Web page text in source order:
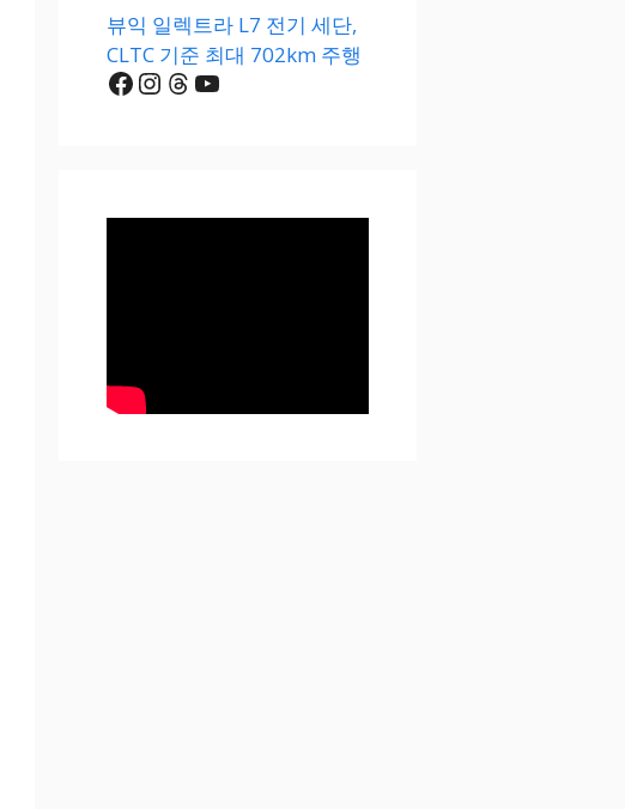
뷰익 일렉트라 L7 전기 세단,
CLTC 기준 최대 702km 주행
Facebook
Instagram
Threads
YouTube